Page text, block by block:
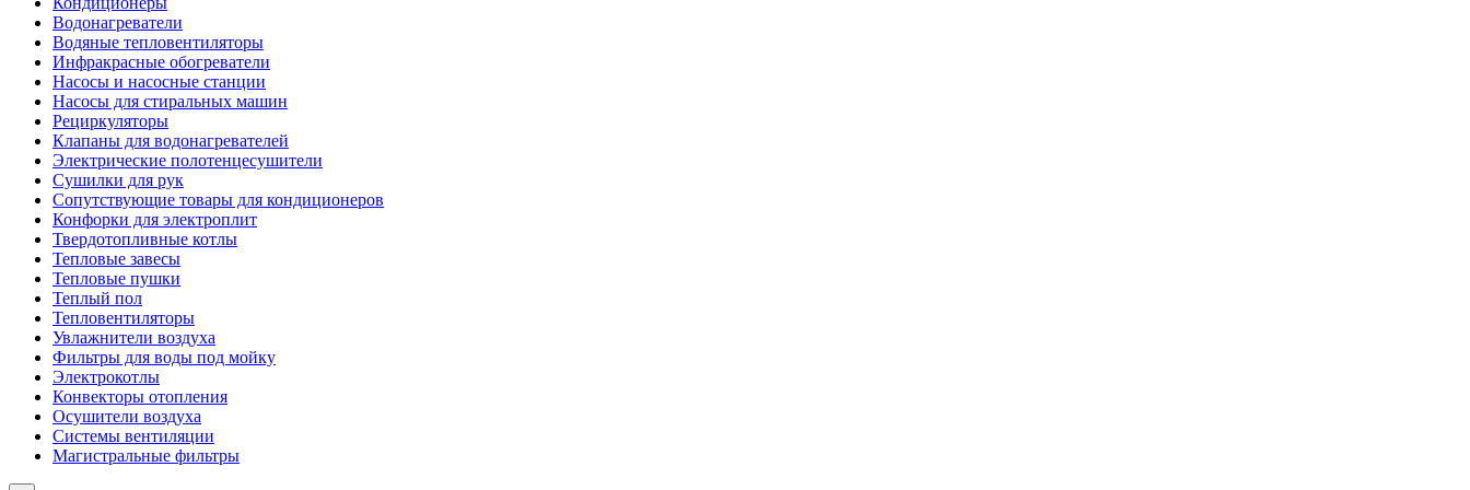
Водонагреватели
Водяные тепловентиляторы
Инфракрасные обогреватели
Насосы и насосные станции
Насосы для стиральных машин
Рециркуляторы
Клапаны для водонагревателей
Электрические полотенцесушители
Сушилки для рук
Сопутствующие товары для кондиционеров
Конфорки для электроплит
Твердотопливные котлы
Тепловые завесы
Тепловые пушки
Теплый пол
Тепловентиляторы
Увлажнители воздуха
Фильтры для воды под мойку
Электрокотлы
Конвекторы отопления
Осушители воздуха
Системы вентиляции
Магистральные фильтры